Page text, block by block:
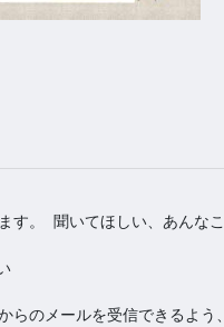
す。 聞いてほしい、あんな
080-3010-1746 開館時間内にお電話ください
のメールを受信できるよう